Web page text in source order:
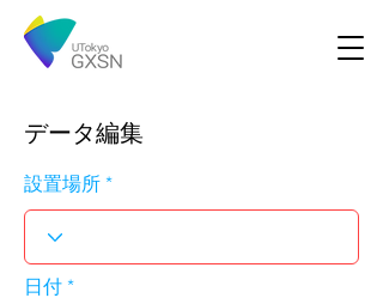
データ編集
設置場所
日付 *r